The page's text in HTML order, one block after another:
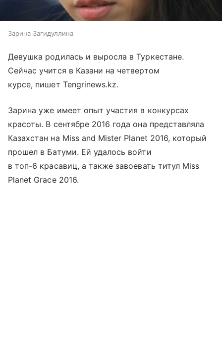
Зарина Загидуллина
Девушка родилась и выросла в Туркестане.
Сейчас учится в Казани на четвертом
курсе, пишет Tengrinews.kz.
Зарина уже имеет опыт участия в конкурсах
красоты. В сентябре 2016 года она представляла
Казахстан на Miss and Mister Planet 2016, который
прошел в Батуми. Ей удалось войти
в топ-6 красавиц, а также завоевать титул Miss
Planet Grace 2016.